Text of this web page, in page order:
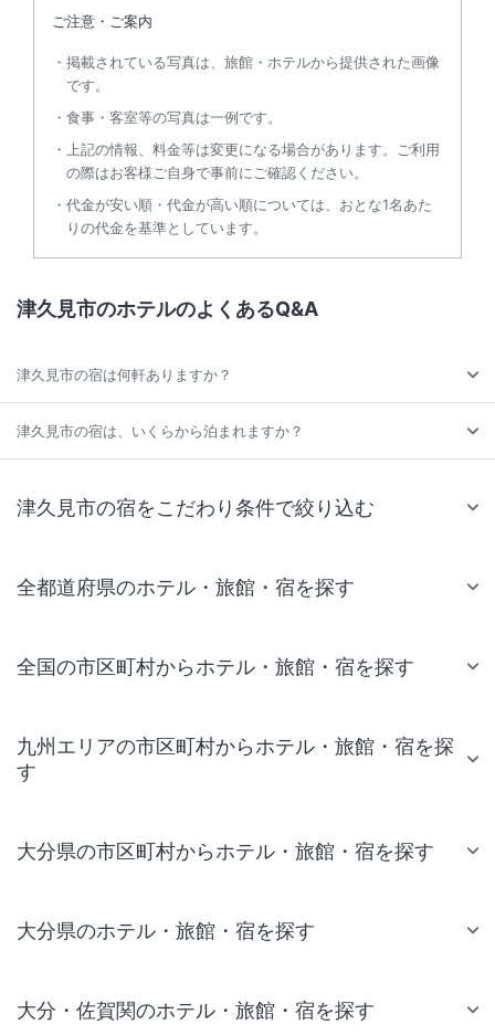
ご注意・ご案内
掲載されている写真は、旅館・ホテルから提供された画像
です。
食事・客室等の写真は一例です。
上記の情報、料金等は変更になる場合があります。ご利用
の際はお客様ご自身で事前にご確認ください。
代金が安い順・代金が高い順については、おとな1名あた
りの代金を基準としています。
津久見市のホテルのよくあるQ&A
津久見市の宿は何軒ありますか？
津久見市の宿は、いくらから泊まれますか？
津久見市の宿をこだわり条件で絞り込む
全都道府県のホテル・旅館・宿を探す
全国の市区町村からホテル・旅館・宿を探す
九州エリアの市区町村からホテル・旅館・宿を探
す
大分県の市区町村からホテル・旅館・宿を探す
大分県のホテル・旅館・宿を探す
大分・佐賀関のホテル・旅館・宿を探す